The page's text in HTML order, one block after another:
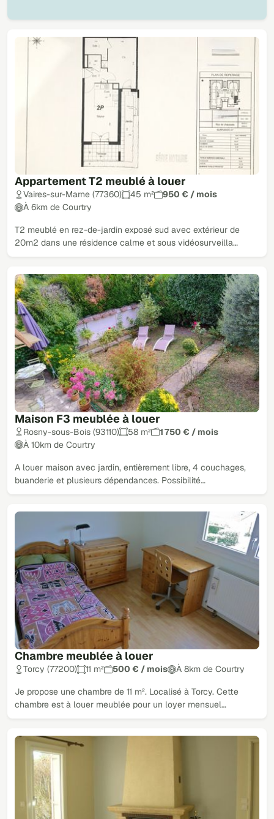
Appartement T2 meublé à louer
Vaires-sur-Marne (77360) 45 m²
950 € / mois
À 6km de Courtry
T2 meublé en rez-de-jardin exposé sud avec extérieur de
20m2 dans une résidence calme et sous vidéosurveilla…
Maison F3 meublée à louer
Rosny-sous-Bois (93110) 58 m²
1 750 € / mois
À 10km de Courtry
A louer maison avec jardin, entièrement libre, 4 couchages,
buanderie et plusieurs dépendances. Possibilité…
Chambre meublée à louer
Torcy (77200) 11 m² 500 € / mois À 8km de Courtry
Je propose une chambre de 11 m². Localisé à Torcy. Cette
chambre est à louer meublée pour un loyer mensuel…